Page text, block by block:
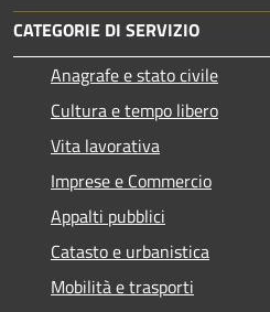
CATEGORIE DI SERVIZIO
Anagrafe e stato civile
Cultura e tempo libero
Vita lavorativa
Imprese e Commercio
Appalti pubblici
Catasto e urbanistica
Mobilità e trasporti